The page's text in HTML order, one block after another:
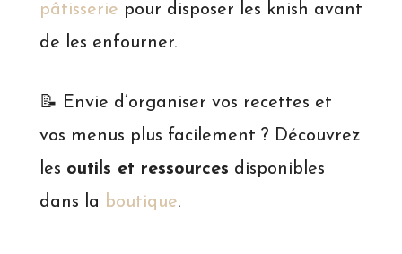
pâtisserie pour disposer les knish avant
de les enfourner.
📝 Envie d’organiser vos recettes et
vos menus plus facilement ? Découvrez
les outils et ressources disponibles
dans la boutique.